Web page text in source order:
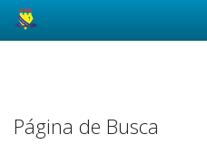
Página de Busca